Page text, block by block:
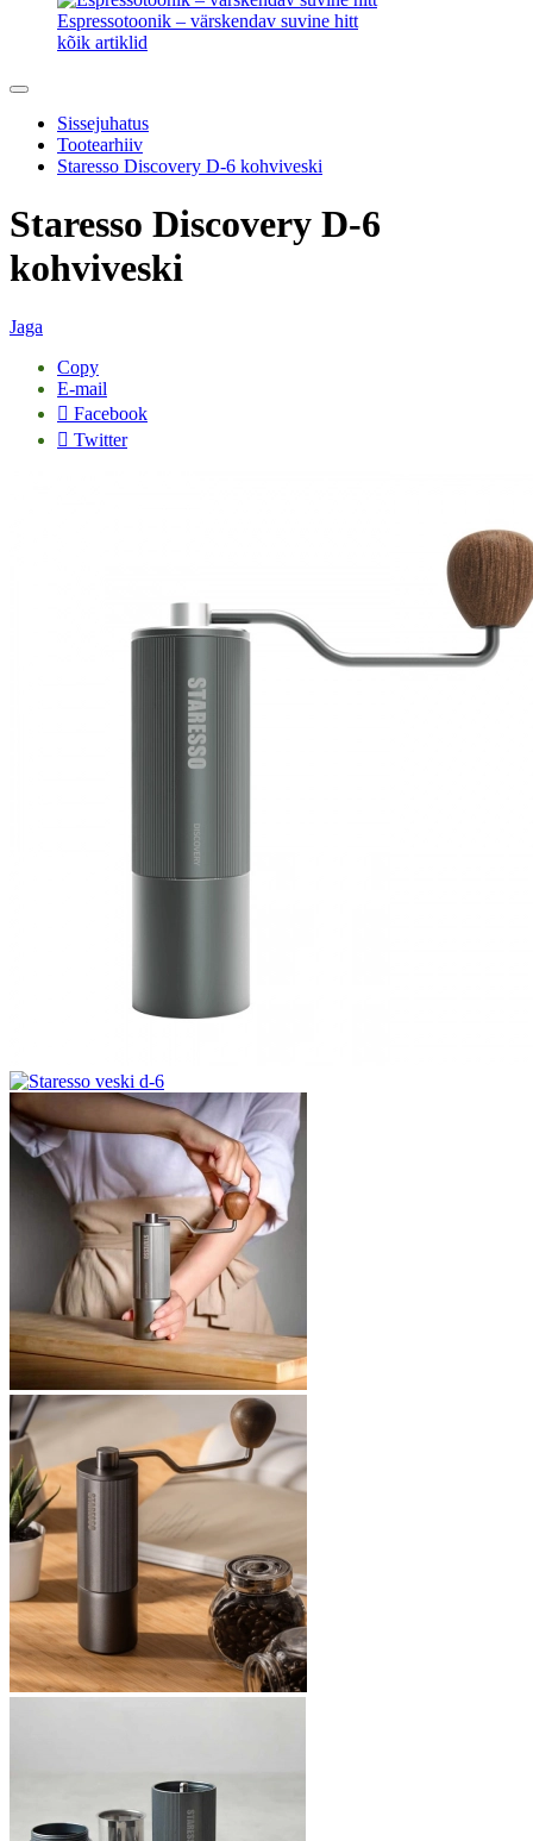
Espressotoonik – värskendav suvine hitt
kõik artiklid
Sissejuhatus
Tootearhiiv
Staresso Discovery D-6 kohviveski
Staresso Discovery D-6
kohviveski
Jaga
Copy
E-mail
Facebook
Twitter